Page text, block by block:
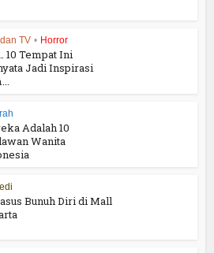
TV • Horror
10 Tempat Ini
Jadi Inspirasi
Adalah 10
Wanita
Bunuh Diri di Mall